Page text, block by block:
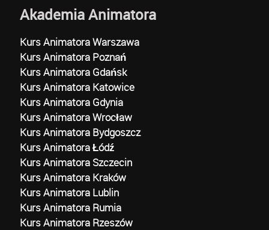
Akademia Animatora
Kurs Animatora Warszawa
Kurs Animatora Poznań
Kurs Animatora Gdańsk
Kurs Animatora Katowice
Kurs Animatora Gdynia
Kurs Animatora Wrocław
Kurs Animatora Bydgoszcz
Kurs Animatora Łódź
Kurs Animatora Szczecin
Kurs Animatora Kraków
Kurs Animatora Lublin
Kurs Animatora Rumia
Kurs Animatora Rzeszów